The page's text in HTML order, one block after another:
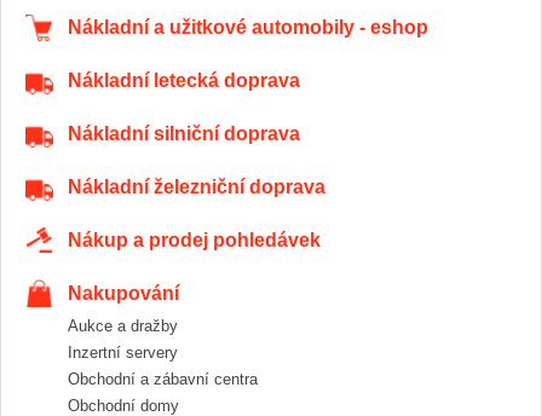
Nákladní a užitkové automobily - eshop
Nákladní letecká doprava
Nákladní silniční doprava
Nákladní železniční doprava
Nákup a prodej pohledávek
Nakupování
Aukce a dražby
Inzertní servery
Obchodní a zábavní centra
Obchodní domy